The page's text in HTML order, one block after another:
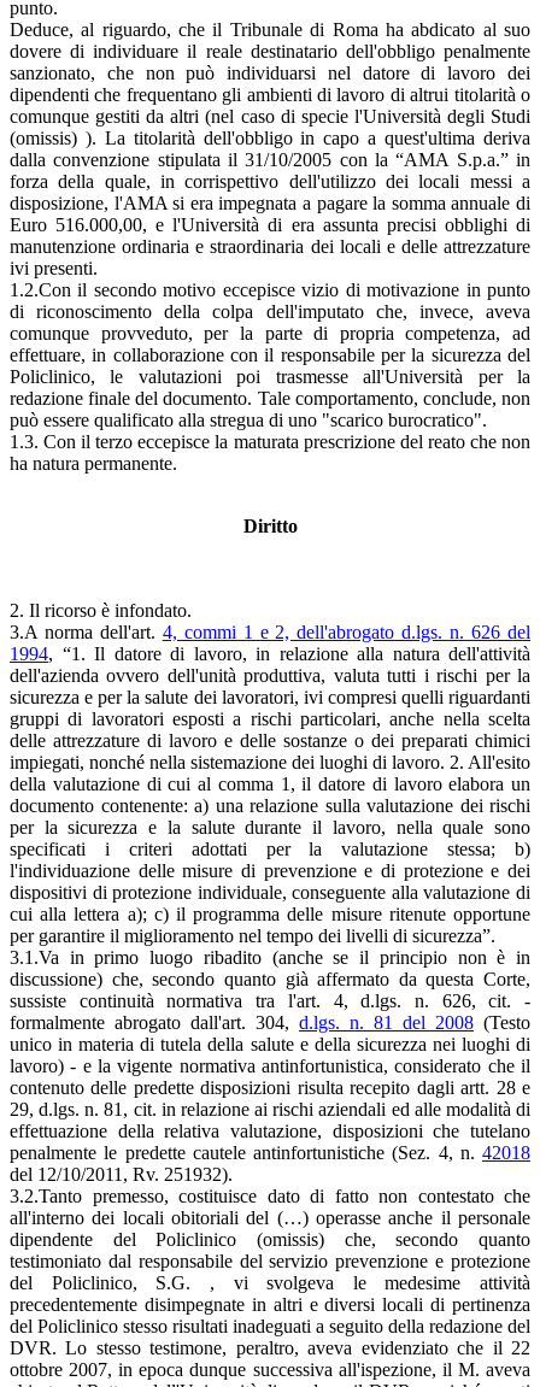
punto.
Deduce, al riguardo, che il Tribunale di Roma ha abdicato al suo
dovere di individuare il reale destinatario dell'obbligo penalmente
sanzionato, che non può individuarsi nel datore di lavoro dei
dipendenti che frequentano gli ambienti di lavoro di altrui titolarità o
comunque gestiti da altri (nel caso di specie l'Università degli Studi
(omissis) ). La titolarità dell'obbligo in capo a quest'ultima deriva
dalla convenzione stipulata il 31/10/2005 con la “AMA S.p.a.” in
forza della quale, in corrispettivo dell'utilizzo dei locali messi a
disposizione, l'AMA si era impegnata a pagare la somma annuale di
Euro 516.000,00, e l'Università di era assunta precisi obblighi di
manutenzione ordinaria e straordinaria dei locali e delle attrezzature
ivi presenti.
1.2.Con il secondo motivo eccepisce vizio di motivazione in punto
di riconoscimento della colpa dell'imputato che, invece, aveva
comunque provveduto, per la parte di propria competenza, ad
effettuare, in collaborazione con il responsabile per la sicurezza del
Policlinico, le valutazioni poi trasmesse all'Università per la
redazione finale del documento. Tale comportamento, conclude, non
può essere qualificato alla stregua di uno "scarico burocratico".
1.3. Con il terzo eccepisce la maturata prescrizione del reato che non
ha natura permanente.
Diritto
2. Il ricorso è infondato.
3.A norma dell'art. 4, commi 1 e 2, dell'abrogato d.lgs. n. 626 del
1994, “1. Il datore di lavoro, in relazione alla natura dell'attività
dell'azienda ovvero dell'unità produttiva, valuta tutti i rischi per la
sicurezza e per la salute dei lavoratori, ivi compresi quelli riguardanti
gruppi di lavoratori esposti a rischi particolari, anche nella scelta
delle attrezzature di lavoro e delle sostanze o dei preparati chimici
impiegati, nonché nella sistemazione dei luoghi di lavoro. 2. All'esito
della valutazione di cui al comma 1, il datore di lavoro elabora un
documento contenente: a) una relazione sulla valutazione dei rischi
per la sicurezza e la salute durante il lavoro, nella quale sono
specificati i criteri adottati per la valutazione stessa; b)
l'individuazione delle misure di prevenzione e di protezione e dei
dispositivi di protezione individuale, conseguente alla valutazione di
cui alla lettera a); c) il programma delle misure ritenute opportune
per garantire il miglioramento nel tempo dei livelli di sicurezza”.
3.1.Va in primo luogo ribadito (anche se il principio non è in
discussione) che, secondo quanto già affermato da questa Corte,
sussiste continuità normativa tra l'art. 4, d.lgs. n. 626, cit. -
formalmente abrogato dall'art. 304, d.lgs. n. 81 del 2008 (Testo
unico in materia di tutela della salute e della sicurezza nei luoghi di
lavoro) - e la vigente normativa antinfortunistica, considerato che il
contenuto delle predette disposizioni risulta recepito dagli artt. 28 e
29, d.lgs. n. 81, cit. in relazione ai rischi aziendali ed alle modalità di
effettuazione della relativa valutazione, disposizioni che tutelano
penalmente le predette cautele antinfortunistiche (Sez. 4, n. 42018
del 12/10/2011, Rv. 251932).
3.2.Tanto premesso, costituisce dato di fatto non contestato che
all'interno dei locali obitoriali del (…) operasse anche il personale
dipendente del Policlinico (omissis) che, secondo quanto
testimoniato dal responsabile del servizio prevenzione e protezione
del Policlinico, S.G. , vi svolgeva le medesime attività
precedentemente disimpegnate in altri e diversi locali di pertinenza
del Policlinico stesso risultati inadeguati a seguito della redazione del
DVR. Lo stesso testimone, peraltro, aveva evidenziato che il 22
ottobre 2007, in epoca dunque successiva all'ispezione, il M. aveva